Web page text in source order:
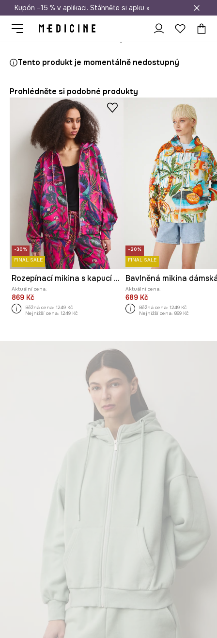
Doprava zdarma při nákupu nad 1 200 Kč
Kupón –15 % v aplikaci. Stáhněte si apku »
Tento produkt je momentálně nedostupný
Prohlédněte si podobné produkty
-30%
FINAL SALE
Rozepínací mikina s kapucí dámská s rostlinným vzorem
Aktuální cena:
869 Kč
Běžná cena: 1249 Kč
Nejnižší cena: 1249 Kč
-20%
FINAL SALE
Aktuální cena:
689 Kč
Běžná cena: 1249 Kč
Nejnižší cena: 869 Kč